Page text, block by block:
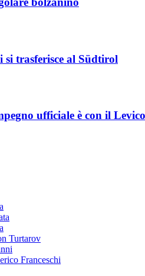
trasferisce al Südtirol
ufficiale è con il
Turtarov
Franceschi